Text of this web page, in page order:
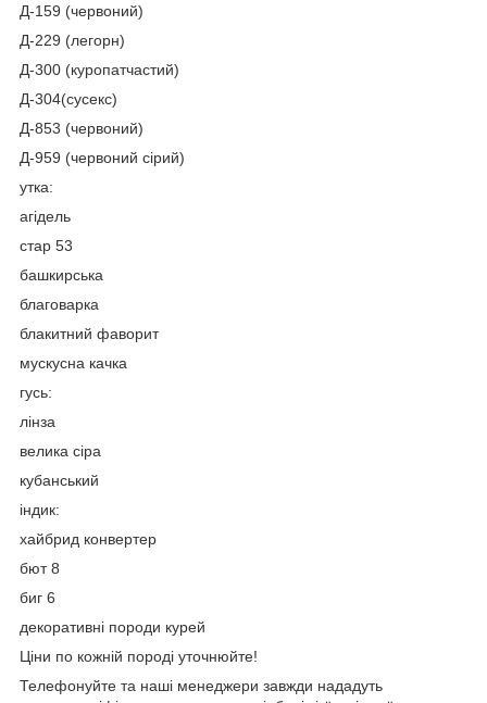
Д-159 (червоний)
Д-229 (легорн)
Д-300 (куропатчастий)
Д-304(сусекс)
Д-853 (червоний)
Д-959 (червоний сірий)
утка:
агідель
стар 53
башкирська
благоварка
блакитний фаворит
мускусна качка
гусь:
лінза
велика сіра
кубанський
індик:
хайбрид конвертер
бют 8
биг 6
декоративні породи курей
Ціни по кожній породі уточнюйте!
Телефонуйте та наші менеджери завжди нададуть